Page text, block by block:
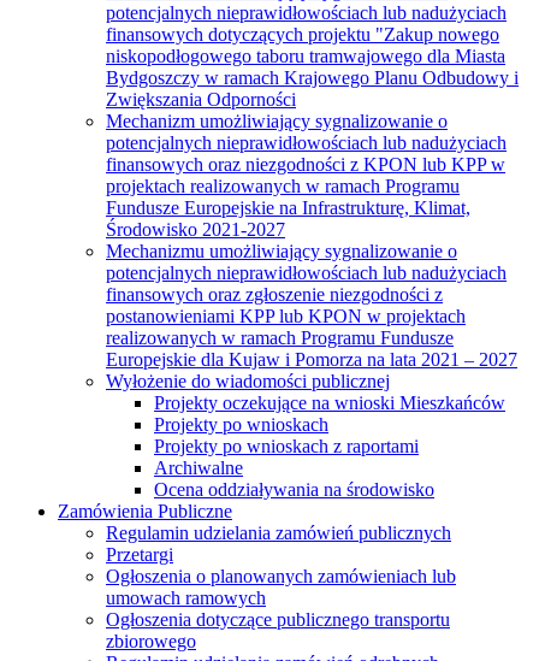
potencjalnych nieprawidłowościach lub nadużyciach
finansowych dotyczących projektu "Zakup nowego
niskopodłogowego taboru tramwajowego dla Miasta
Bydgoszczy w ramach Krajowego Planu Odbudowy i
Zwiększania Odporności
Mechanizm umożliwiający sygnalizowanie o
potencjalnych nieprawidłowościach lub nadużyciach
finansowych oraz niezgodności z KPON lub KPP w
projektach realizowanych w ramach Programu
Fundusze Europejskie na Infrastrukturę, Klimat,
Środowisko 2021-2027
Mechanizmu umożliwiający sygnalizowanie o
potencjalnych nieprawidłowościach lub nadużyciach
finansowych oraz zgłoszenie niezgodności z
postanowieniami KPP lub KPON w projektach
realizowanych w ramach Programu Fundusze
Europejskie dla Kujaw i Pomorza na lata 2021 – 2027
Wyłożenie do wiadomości publicznej
Projekty oczekujące na wnioski Mieszkańców
Projekty po wnioskach
Projekty po wnioskach z raportami
Archiwalne
Ocena oddziaływania na środowisko
Zamówienia Publiczne
Regulamin udzielania zamówień publicznych
Przetargi
Ogłoszenia o planowanych zamówieniach lub
umowach ramowych
Ogłoszenia dotyczące publicznego transportu
zbiorowego